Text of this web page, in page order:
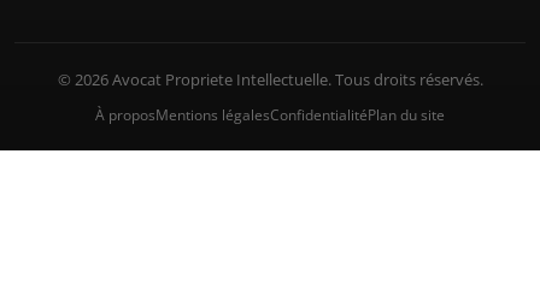
© 2026 Avocat Propriete Intellectuelle. Tous droits réservés.
À proposMentions légalesConfidentialitéPlan du site